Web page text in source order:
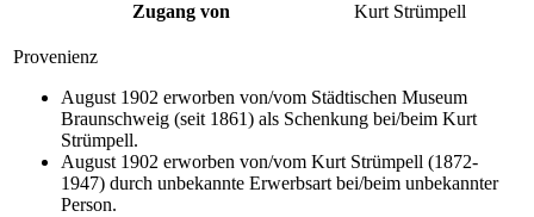
Zugang von
Kurt Strümpell
Provenienz
August 1902 erworben von/vom Städtischen Museum
Braunschweig (seit 1861) als Schenkung bei/beim Kurt
Strümpell.
August 1902 erworben von/vom Kurt Strümpell (1872-
1947) durch unbekannte Erwerbsart bei/beim unbekannter
Person.